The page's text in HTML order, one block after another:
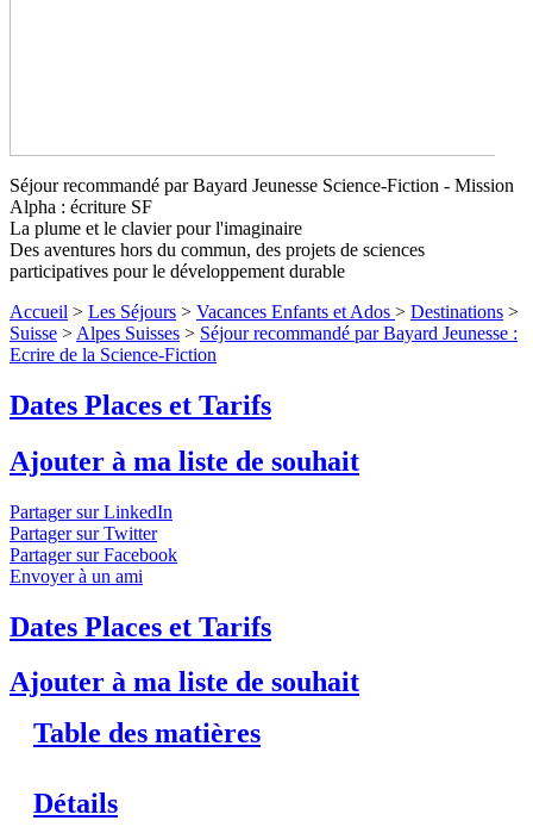
Séjour recommandé par Bayard
Jeunesse : Ecrire de la Science-
FictionNiveaux 1 à 4
Mission Alpha, une aventure unique mêlant passion pour
l’écriture, la science, et l’imaginaire.↓ Lire le descriptif détaillé
plus bas ↓ Niveaux 1 à 4
Séjour recommandé par Bayard Jeunesse Science-Fiction - Mission
Alpha : écriture SF
La plume et le clavier pour l'imaginaire
Des aventures hors du commun, des projets de sciences
participatives pour le développement durable
Accueil > Les Séjours > Vacances Enfants et Ados > Destinations >
Suisse > Alpes Suisses > Séjour recommandé par Bayard Jeunesse :
Ecrire de la Science-Fiction
Dates Places et Tarifs
Ajouter à ma liste de souhait
Partager sur LinkedIn
Partager sur Twitter
Partager sur Facebook
Envoyer à un ami
Dates Places et Tarifs
Ajouter à ma liste de souhait
Table des matières
Détails